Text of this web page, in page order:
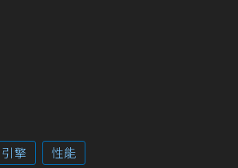
引擎 性能